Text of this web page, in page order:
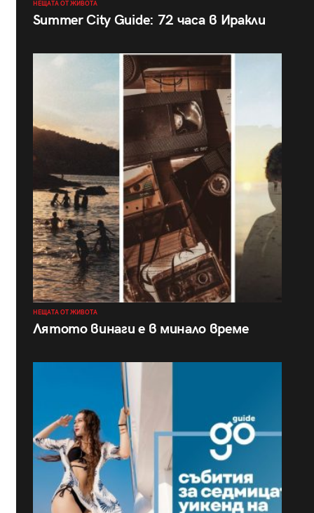
НЕЩАТА ОТ ЖИВОТА
Summer City Guide: 72 часа в Иракли
НЕЩАТА ОТ ЖИВОТА
Лятото винаги е в минало време